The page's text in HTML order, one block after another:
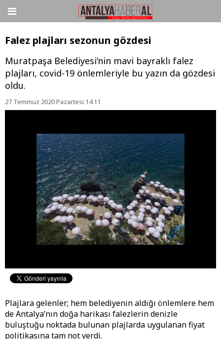
Falez plajları sezonun gözdesi
Muratpaşa Belediyesi’nin mavi bayraklı falez
plajları, covid-19 önlemleriyle bu yazın da gözdesi
oldu.
27 Temmuz 2020 Pazartesi 14:11
Plajlara gelenler; hem belediyenin aldığı önlemlere hem
de Antalya’nın doğa harikası falezlerin denizle
buluştuğu noktada bulunan plajlarda uygulanan fiyat
politikasına tam not verdi.